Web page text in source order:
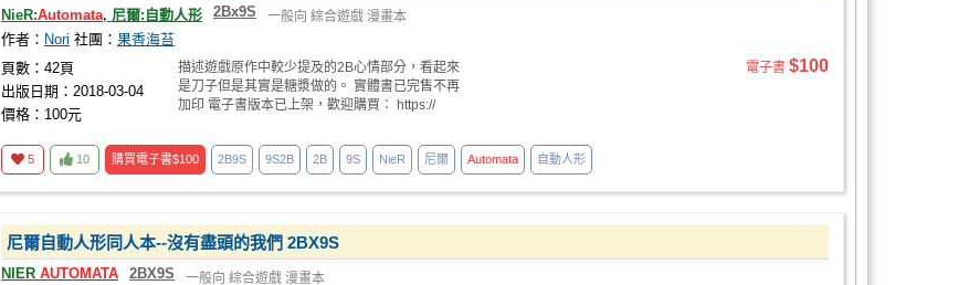
NieR:Automata, 尼爾:自動人形 2Bx9S 一般向 綜合遊戲 漫畫本
作者： Nori 社團： 果香海苔
頁數：42頁
出版日期：2018-03-04
價格：100元
描述遊戲原作中較少提及的2B心情部分，看起來
是刀子但是其實是糖漿做的。 實體書已完售不再
加印 電子書版本已上架，歡迎購買： https://
電子書 $100
5 10 購買電子書$100 2B9S 9S2B 2B 9S NieR 尼爾 Automata 自動人形
尼爾自動人形同人本--沒有盡頭的我們 2BX9S
NIER AUTOMATA 2BX9S 一般向 綜合遊戲 漫畫本